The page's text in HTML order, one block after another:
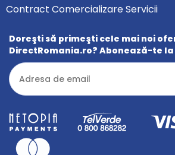
Contract Comercializare Servicii
Doreşti să primeşti cele mai noi
DirectRomania.ro? Abonează-te